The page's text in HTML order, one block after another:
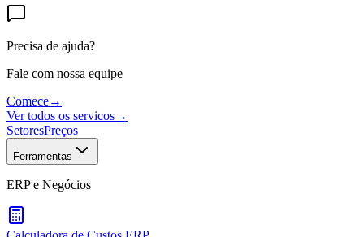
Precisa de ajuda?
Fale com nossa equipe
Comece→
Ver todos os servicos→
SetoresPreços
Ferramentas
ERP e Negócios